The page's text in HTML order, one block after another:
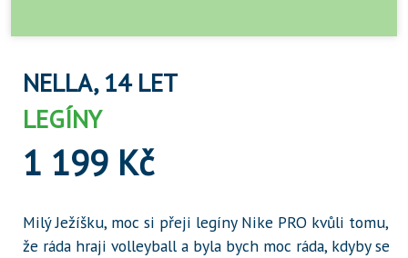
NELLA, 14 LET
LEGÍNY
1 199 Kč
Milý Ježíšku, moc si přeji legíny Nike PRO kvůli tomu,
že ráda hraji volleyball a byla bych moc ráda, kdyby se